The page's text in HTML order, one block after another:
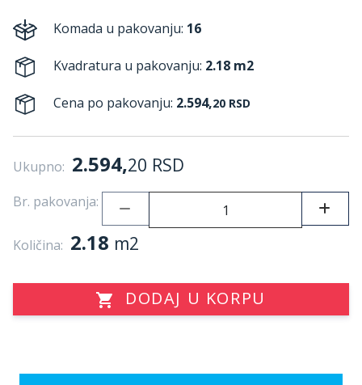
Komada u pakovanju: 16
Kvadratura u pakovanju: 2.18 m2
Cena po pakovanju: 2.594,20 RSD
Ukupno: 2.594,20 RSD
Br. pakovanja:
Količina: 2.18 m2
DODAJ U KORPU